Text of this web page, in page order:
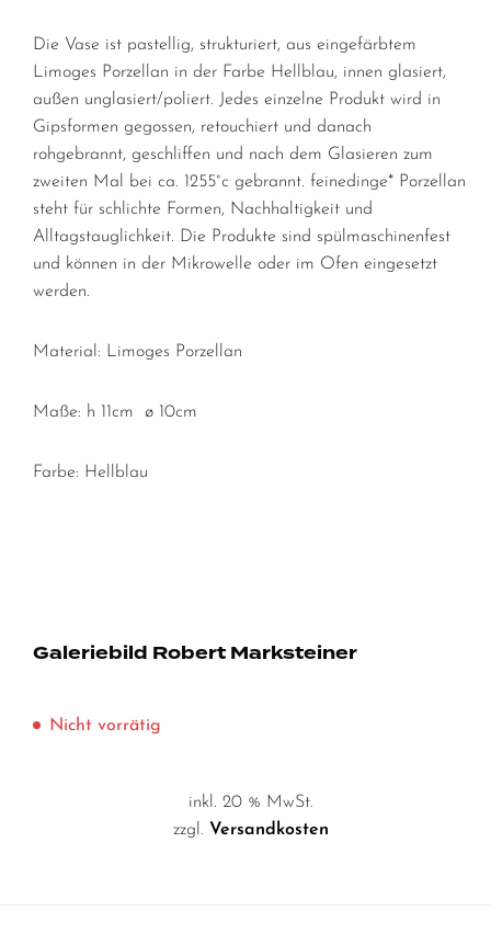
Die Vase ist pastellig, strukturiert, aus eingefärbtem
Limoges Porzellan in der Farbe Hellblau, innen glasiert,
außen unglasiert/poliert. Jedes einzelne Produkt wird in
Gipsformen gegossen, retouchiert und danach
rohgebrannt, geschliffen und nach dem Glasieren zum
zweiten Mal bei ca. 1255°c gebrannt. feinedinge* Porzellan
steht für schlichte Formen, Nachhaltigkeit und
Alltagstauglichkeit. Die Produkte sind spülmaschinenfest
und können in der Mikrowelle oder im Ofen eingesetzt
werden.
Material: Limoges Porzellan
Maße: h 11cm ø 10cm
Farbe: Hellblau
Galeriebild Robert Marksteiner
Nicht vorrätig
inkl. 20 % MwSt.
zzgl. Versandkosten